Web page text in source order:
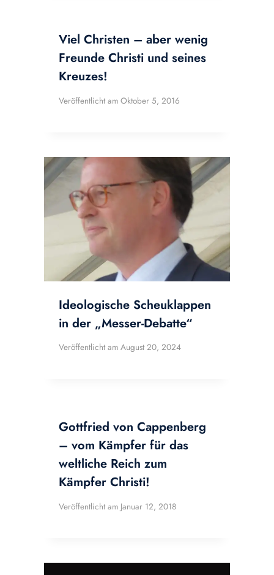
Viel Christen – aber wenig
Freunde Christi und seines
Kreuzes!
Veröffentlicht am Oktober 5, 2016
Ideologische Scheuklappen
in der „Messer-Debatte“
Veröffentlicht am August 20, 2024
Gottfried von Cappenberg
– vom Kämpfer für das
weltliche Reich zum
Kämpfer Christi!
Veröffentlicht am Januar 12, 2018